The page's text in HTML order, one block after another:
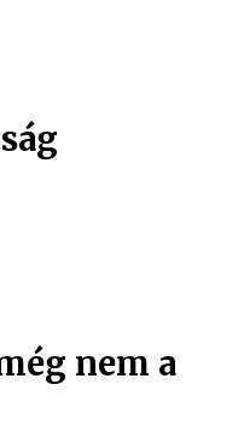
nem a